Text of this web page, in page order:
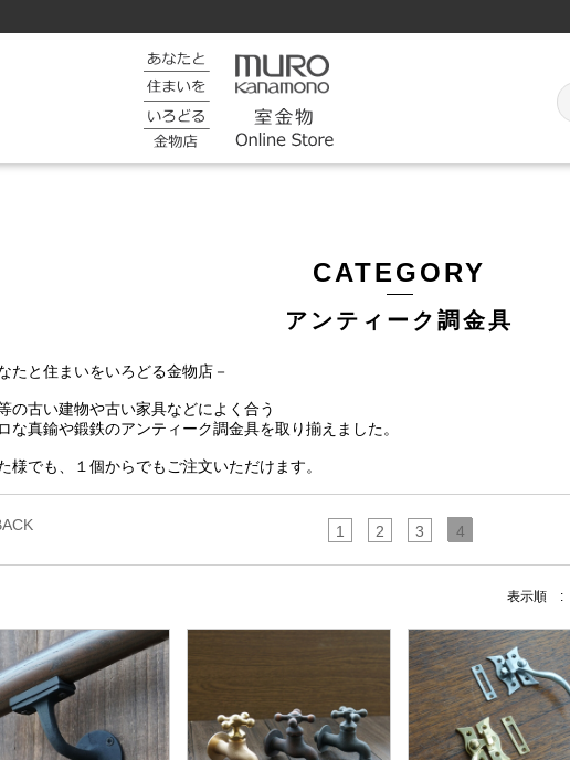
CATEGORY
アンティーク調金具
たと住まいをいろどる金物店－
の古い建物や古い家具などによく合う
な真鍮や鍛鉄のアンティーク調金具を取り揃えました。
様でも、１個からでもご注文いただけます。
1 2 3 4
表示順 :